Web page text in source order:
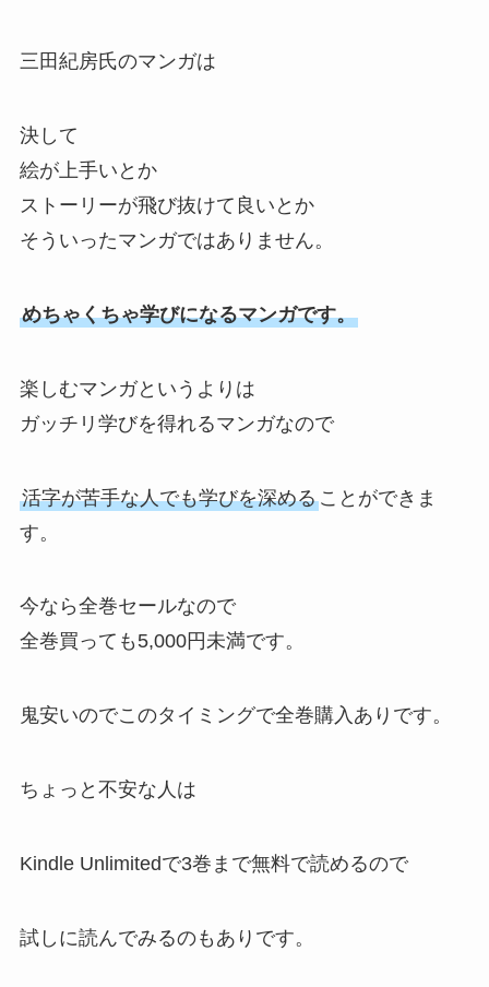
三田紀房氏のマンガは
決して
絵が上手いとか
ストーリーが飛び抜けて良いとか
そういったマンガではありません。
めちゃくちゃ学びになるマンガです。
楽しむマンガというよりは
ガッチリ学びを得れるマンガなので
活字が苦手な人でも学びを深めることができま
す。
今なら全巻セールなので
全巻買っても5,000円未満です。
鬼安いのでこのタイミングで全巻購入ありです。
ちょっと不安な人は
Kindle Unlimitedで3巻まで無料で読めるので
試しに読んでみるのもありです。